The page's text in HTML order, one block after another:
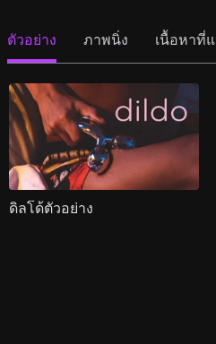
ตัวอย่าง ภาพนิ่ง เนื้อหาที่
ดิลโด้ตัวอย่าง